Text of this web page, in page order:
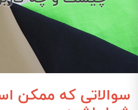
سوالاتی که ممکن